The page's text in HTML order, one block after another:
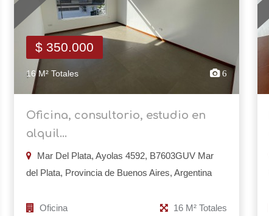
$ 350.000
16 M² Totales 6
Oficina, consultorio, estudio en
alquil...
Mar Del Plata, Ayolas 4592, B7603GUV Mar
del Plata, Provincia de Buenos Aires, Argentina
Oficina 16 M² Totales